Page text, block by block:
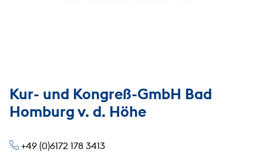
Kur- und Kongreß-GmbH Bad
Homburg v. d. Höhe
+49 (0)6172 178 3413